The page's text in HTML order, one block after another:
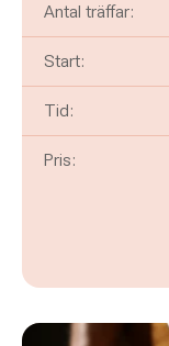
Antal träffar:
Start:
Tid:
Pris: